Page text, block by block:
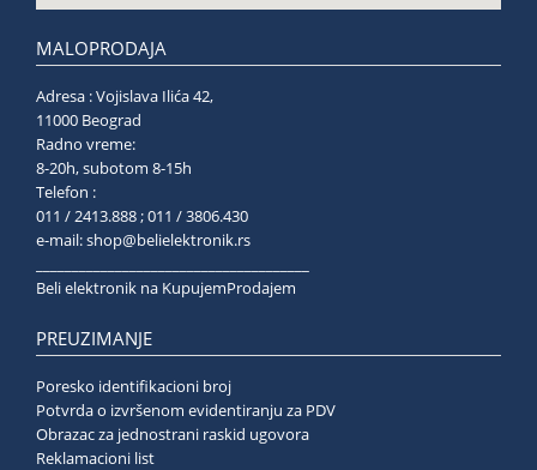
MALOPRODAJA
Adresa : Vojislava Ilića 42,
11000 Beograd
Radno vreme:
8-20h, subotom 8-15h
Telefon :
011 / 2413.888 ; 011 / 3806.430
e-mail:shop@belielektronik.rs
Beli elektronik na KupujemProdajem
PREUZIMANJE
Poresko identifikacioni broj
Potvrda o izvršenom evidentiranju za PDV
Obrazac za jednostrani raskid ugovora
Reklamacioni list